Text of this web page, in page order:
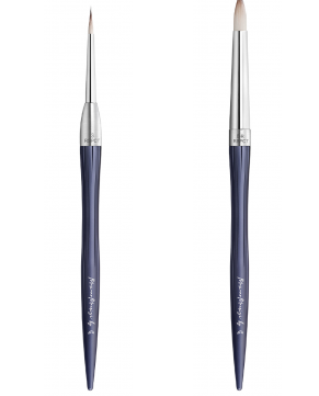
MM-4010-GUM-H, MM-
FL-4010-ZR